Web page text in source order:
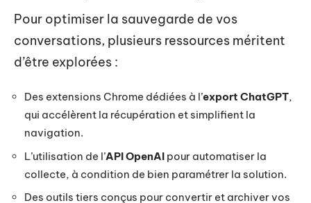
Pour optimiser la sauvegarde de vos
conversations, plusieurs ressources méritent
d’être explorées :
Des extensions Chrome dédiées à l’export ChatGPT,
qui accélèrent la récupération et simplifient la
navigation.
L’utilisation de l’API OpenAI pour automatiser la
collecte, à condition de bien paramétrer la solution.
Des outils tiers conçus pour convertir et archiver vos